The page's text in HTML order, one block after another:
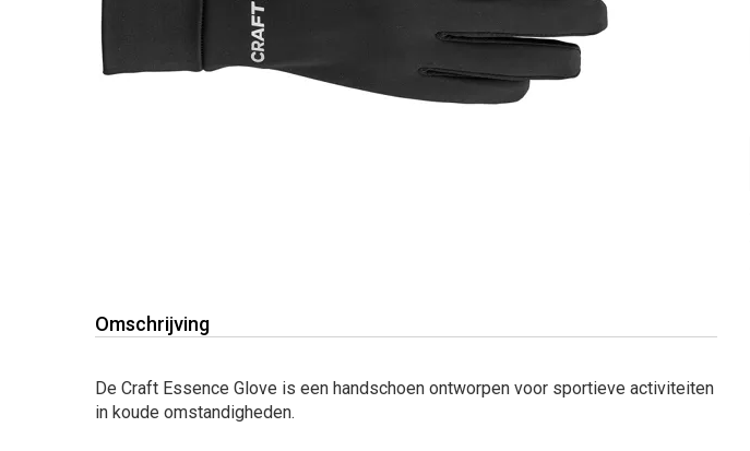
Omschrijving
De Craft Essence Glove is een handschoen ontworpen voor sportieve activiteiten
in koude omstandigheden.